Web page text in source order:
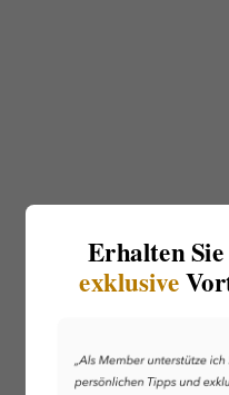
Erhalten Sie
exklusive